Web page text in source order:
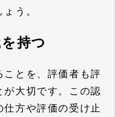
う。
持つ
ことを、評価者も評
大切です。この認
方や評価の受け止